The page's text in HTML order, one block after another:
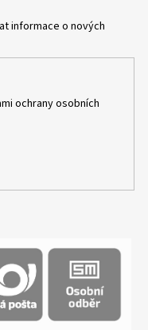
informace o nových
ochrany osobních